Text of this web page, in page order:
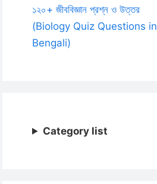
১২০+ জীববিজ্ঞান প্রশ্ন ও উত্তর
(Biology Quiz Questions in
Bengali)
Category list